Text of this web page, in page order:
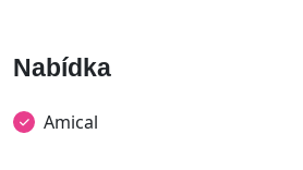
Nabídka
Amical